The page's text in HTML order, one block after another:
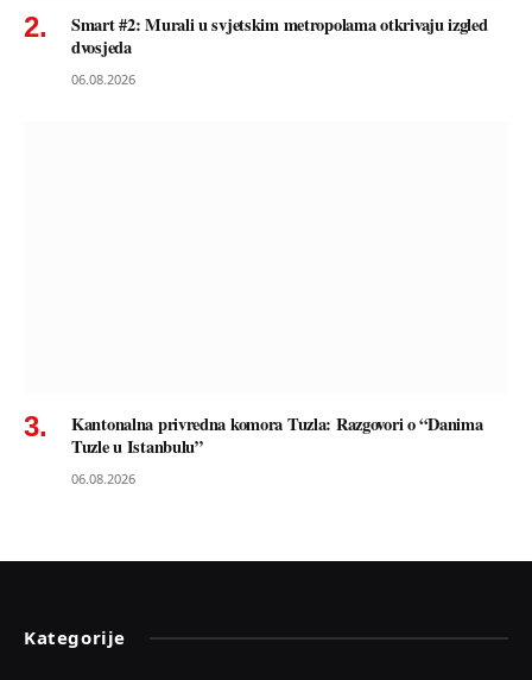
Smart #2: Murali u svjetskim metropolama otkrivaju izgled
dvosjeda
06.08.2026
Kantonalna privredna komora Tuzla: Razgovori o “Danima
Tuzle u Istanbulu”
06.08.2026
Kategorije